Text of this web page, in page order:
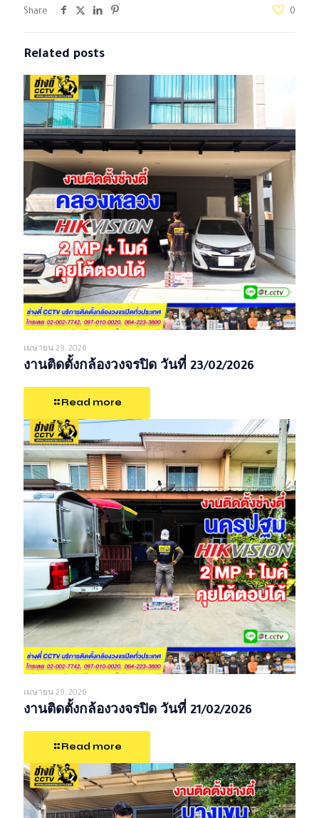
Share 0
Related posts
เมษายน 29, 2026
งานติดตั้งกล้องวงจรปิด วันที่ 23/02/2026
Read more
เมษายน 29, 2026
งานติดตั้งกล้องวงจรปิด วันที่ 21/02/2026
Read more